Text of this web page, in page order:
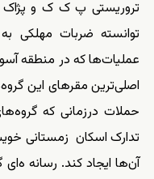
تروریستی پ ک ک و پژاک
توانسته ضربات مهلکی
عملیات‌ها که در منطقه
اصلی‌ترین مقرهای این
حملات درزمانی که
تدارک اسکان زمستانی
آن‌ها ایجاد کند. رسانه